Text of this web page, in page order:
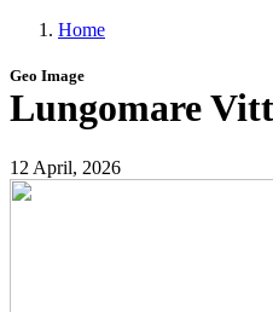
menu
di
pane
Home
Geo Image
Lungomare
12 April, 2026